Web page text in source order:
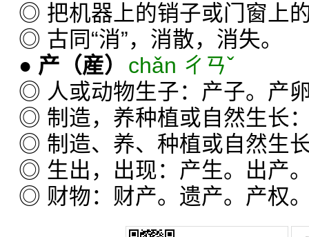
◎ 把机器上的销子或门窗上
◎ 古同“消”，消散，消失。
● 产 （産）
chǎn ㄔㄢˇ
◎ 人或动物生子：产子。产
◎ 制造，养种植或自然生长
◎ 制造、养、种植或自然生
◎ 生出，出现：产生。出产
◎ 财物：财产。遗产。产权